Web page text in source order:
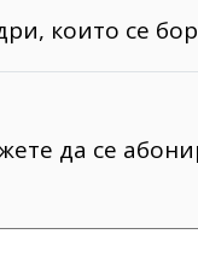
които се
да се